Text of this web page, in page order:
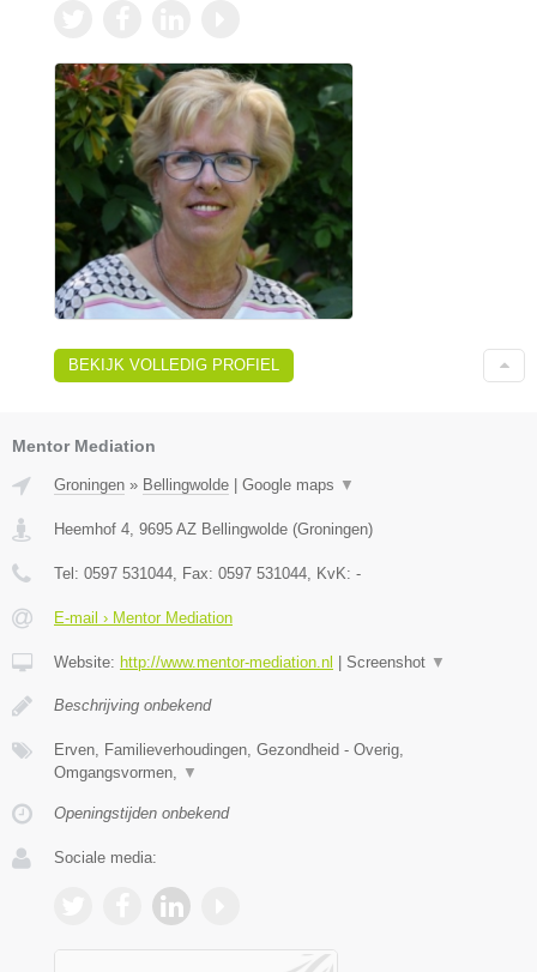
BEKIJK VOLLEDIG PROFIEL
Mentor Mediation
Groningen » Bellingwolde Google maps ▼
Heemhof 4 9695 AZ Bellingwolde (Groningen)
Tel: 0597 531044 , Fax: 0597 531044 , KvK: -
E-mail › Mentor Mediation
Website: http://www.mentor-mediation.nl Screenshot ▼
Beschrijving onbekend
Erven, Familieverhoudingen, Gezondheid - Overig,
Omgangsvormen,
▼
Openingstijden onbekend
Sociale media: